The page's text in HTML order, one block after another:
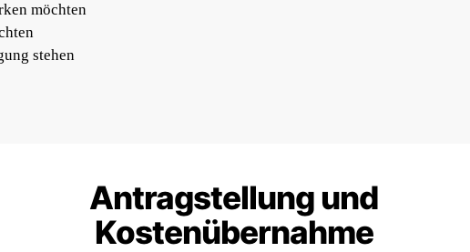
möchten
stehen
Antragstellung und
Kostenübernahme